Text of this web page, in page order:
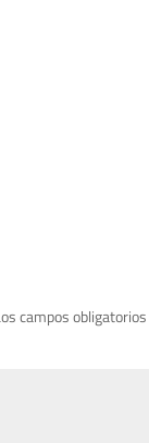
campos obligatorios